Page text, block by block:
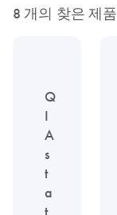
8 개의 찾은 제품
Q
I
A
s
t
a